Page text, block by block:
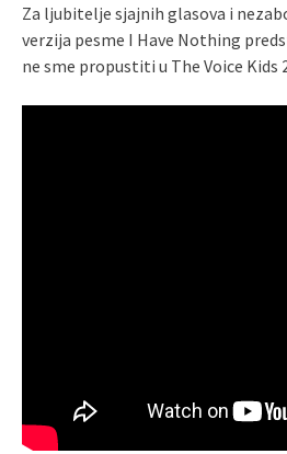
Za ljubitelje sjajnih glasova i
verzija pesme I Have Nothing
ne sme propustiti u The Voice Kids